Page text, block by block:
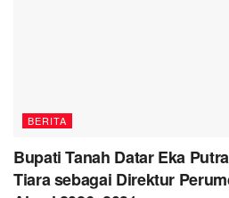
BERITA
Bupati Tanah Datar Eka
Tiara sebagai Direktur